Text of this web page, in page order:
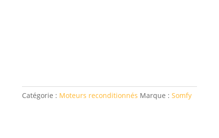
Catégorie : Moteurs reconditionnés Marque : Somfy